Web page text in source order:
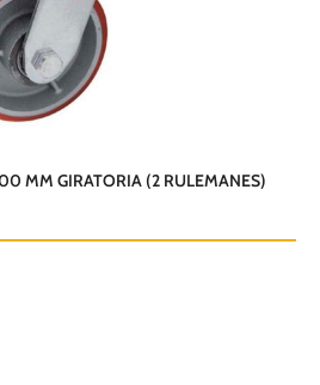
MM GIRATORIA (2 RULEMANES)